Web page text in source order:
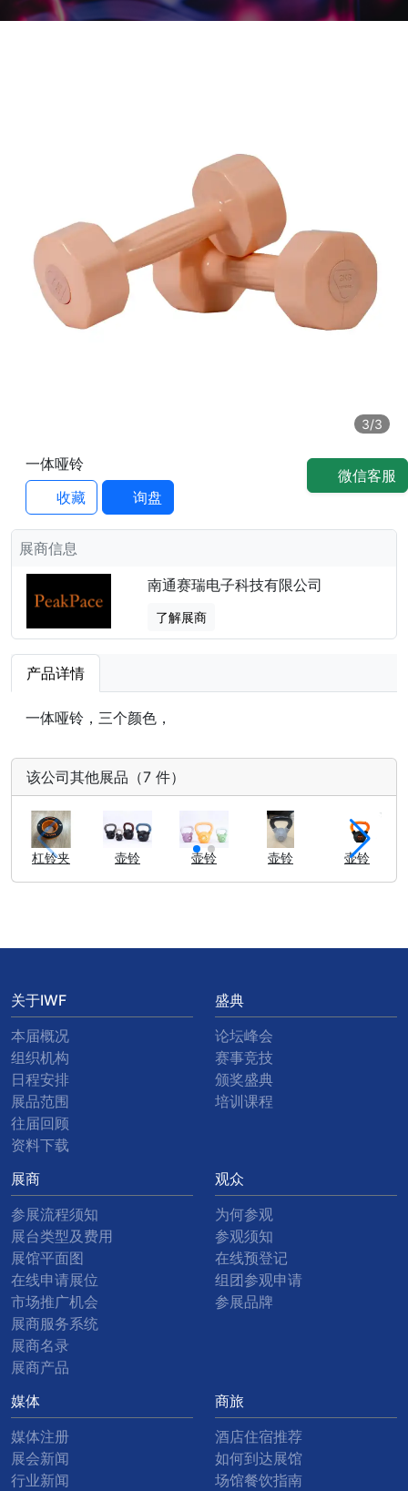
3/3
一体哑铃
收藏
询盘
展商信息
南通赛瑞电子科技有限公司
了解展商
产品详情
一体哑铃，三个颜色，
该公司其他展品（7 件）
杠铃夹 壶铃 壶铃 壶铃 壶铃
关于IWF
本届概况
组织机构
日程安排
展品范围
往届回顾
资料下载
盛典
论坛峰会
赛事竞技
颁奖盛典
培训课程
展商
参展流程须知
展台类型及费用
展馆平面图
在线申请展位
市场推广机会
展商服务系统
展商名录
展商产品
观众
为何参观
参观须知
在线预登记
组团参观申请
参展品牌
媒体
媒体注册
展会新闻
行业新闻
商旅
酒店住宿推荐
如何到达展馆
场馆餐饮指南
微信客服